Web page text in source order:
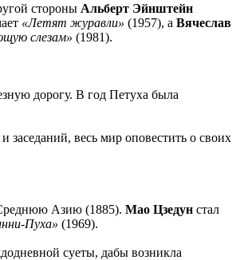
стороны Альберт Эйнштейн
«Летят журавли» (1957), а Вячеслав
слезам» (1981).
дорогу. В год Петуха была
заседаний, весь мир оповестить о своих
Азию (1885). Мао Цзедун стал
Пуха» (1969).
суеты, дабы возникла